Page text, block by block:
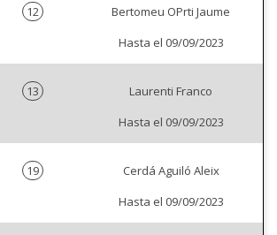
12
Bertomeu OPrti Jaume
Hasta el 09/09/2023
13
Laurenti Franco
Hasta el 09/09/2023
19
Cerdá Aguiló Aleix
Hasta el 09/09/2023